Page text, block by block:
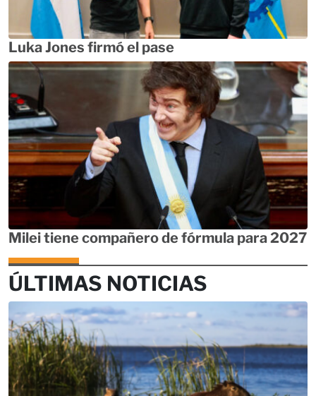
Luka Jones firmó el pase
Milei tiene compañero de fórmula para 2027
ÚLTIMAS NOTICIAS